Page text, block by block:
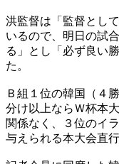
洪監督は「監督とし
いるので、明日の試
る」とし「必ず良い
た。
Ｂ組１位の韓国（４
分け以上ならＷ杯本
関係なく、３位のイ
与えられる本大会直